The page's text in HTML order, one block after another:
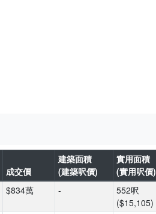
成交價
建築面積
(建築呎價)
實用面積
(實用呎價)
$834萬 -
552呎
($15,105)